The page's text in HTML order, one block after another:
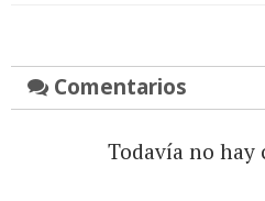
Comentarios
Todavía no hay